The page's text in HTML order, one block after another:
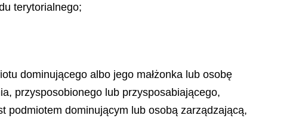
terytorialnego;
dominującego albo jego małżonka lub osobę
przysposobionego lub przysposabiającego,
podmiotem dominującym lub osobą zarządzającą,